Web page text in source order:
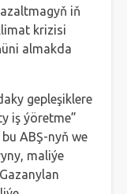
iň
krizisi
almakda
gepleşiklere
iş ýöretme”
ABŞ-nyň we
maliýe